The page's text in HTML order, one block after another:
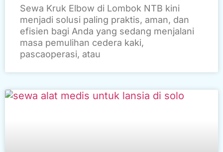
Sewa Kruk Elbow di Lombok NTB kini
menjadi solusi paling praktis, aman, dan
efisien bagi Anda yang sedang menjalani
masa pemulihan cedera kaki,
pascaoperasi, atau